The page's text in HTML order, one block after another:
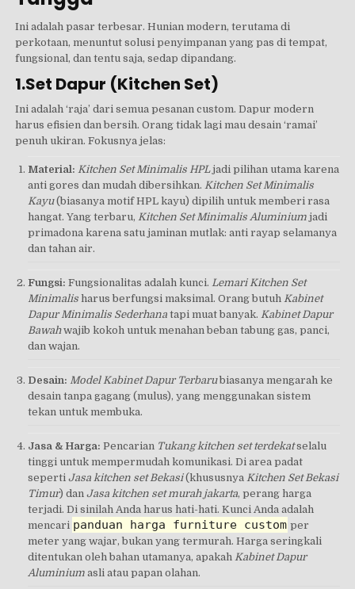
Ini adalah pasar terbesar. Hunian modern, terutama di
perkotaan, menuntut solusi penyimpanan yang pas di tempat,
fungsional, dan tentu saja, sedap dipandang.
1.Set Dapur (Kitchen Set)
Ini adalah ‘raja’ dari semua pesanan custom. Dapur modern
harus efisien dan bersih. Orang tidak lagi mau desain ‘ramai’
penuh ukiran. Fokusnya jelas:
Material: Kitchen Set Minimalis HPLjadi pilihan utama karena
anti gores dan mudah dibersihkan. Kitchen Set Minimalis
Kayu(biasanya motif HPL kayu) dipilih untuk memberi rasa
hangat. Yang terbaru, Kitchen Set Minimalis Aluminiumjadi
primadona karena satu jaminan mutlak: anti rayap selamanya
dan tahan air.
Fungsi: Fungsionalitas adalah kunci. Lemari Kitchen Set
Minimalisharus berfungsi maksimal. Orang butuh Kabinet
Dapur Minimalis Sederhanatapi muat banyak. Kabinet Dapur
Bawahwajib kokoh untuk menahan beban tabung gas, panci,
dan wajan.
Desain: Model Kabinet Dapur Terbarubiasanya mengarah ke
desain tanpa gagang (mulus), yang menggunakan sistem
tekan untuk membuka.
Jasa & Harga: Pencarian Tukang kitchen set terdekatselalu
tinggi untuk mempermudah komunikasi. Di area padat
seperti Jasa kitchen set Bekasi(khususnya Kitchen Set Bekasi
Timur) dan Jasa kitchen set murah jakarta, perang harga
terjadi. Di sinilah Anda harus hati-hati. Kunci Anda adalah
mencari panduan harga furniture custom per
meter yang wajar, bukan yang termurah. Harga seringkali
ditentukan oleh bahan utamanya, apakah Kabinet Dapur
Aluminiumasli atau papan olahan.